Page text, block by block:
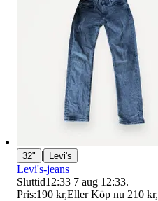
32" | Levi's
Levi's-jeans
Sluttid12:33 7 aug 12:33.
Pris:190 kr,Eller Köp nu 210 kr,